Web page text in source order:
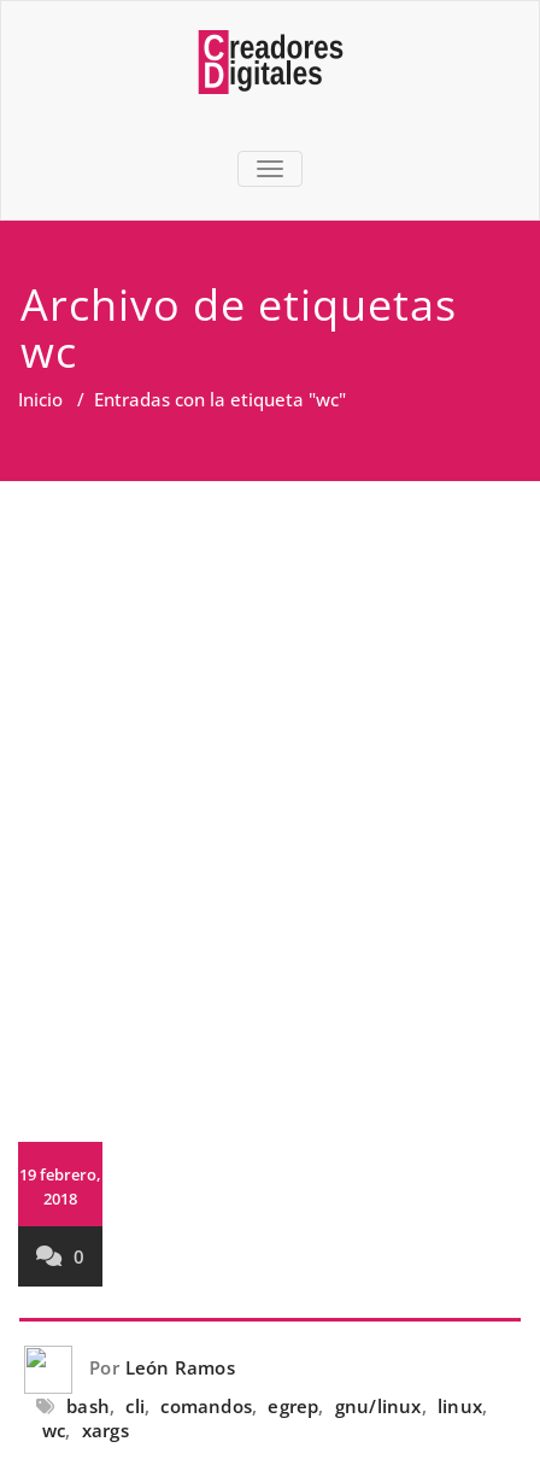
TOGGLE NAVIGATION
Archivo de etiquetas
wc
Inicio / Entradas con la etiqueta "wc"
19 febrero,
2018
0
Por León Ramos
bash, cli, comandos, egrep, gnu/linux, linux,
wc, xargs